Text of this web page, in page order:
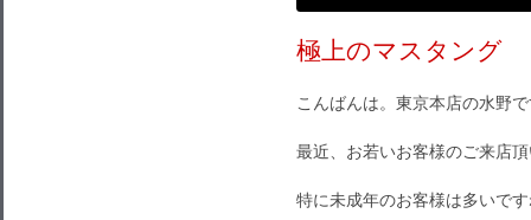
極上のマスタング
こんばんは。東京本店の水野
最近、お若いお客様のご来店
特に未成年のお客様は多いで